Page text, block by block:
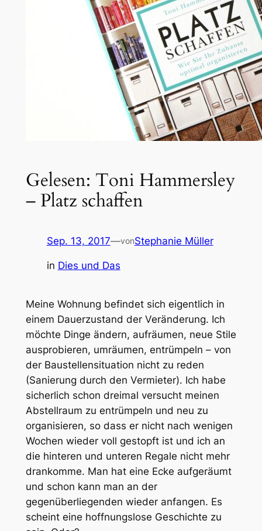
Gelesen: Toni Hammersley
– Platz schaffen
Sep. 13, 2017—vonStephanie Müller
in Dies und Das
Meine Wohnung befindet sich eigentlich in
einem Dauerzustand der Veränderung. Ich
möchte Dinge ändern, aufräumen, neue Stile
ausprobieren, umräumen, entrümpeln – von
der Baustellensituation nicht zu reden
(Sanierung durch den Vermieter). Ich habe
sicherlich schon dreimal versucht meinen
Abstellraum zu entrümpeln und neu zu
organisieren, so dass er nicht nach wenigen
Wochen wieder voll gestopft ist und ich an
die hinteren und unteren Regale nicht mehr
drankomme. Man hat eine Ecke aufgeräumt
und schon kann man an der
gegenüberliegenden wieder anfangen. Es
scheint eine hoffnungslose Geschichte zu